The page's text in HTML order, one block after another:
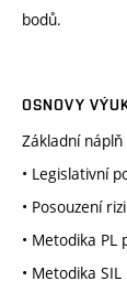
bodů.
OSNOVY
Základní
• Legislativní
• Posouzení
• Metodika PL
• Metodika